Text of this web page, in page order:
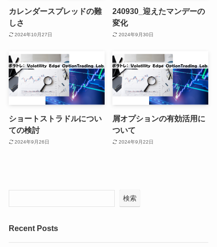
カレンダースプレッドの難
しさ
2024年10月27日
240930_迎えたマンデーの
変化
2024年9月30日
ショートストラドルについ
ての検討
2024年9月26日
屑オプションの有効活用に
ついて
2024年9月22日
検索
Recent Posts